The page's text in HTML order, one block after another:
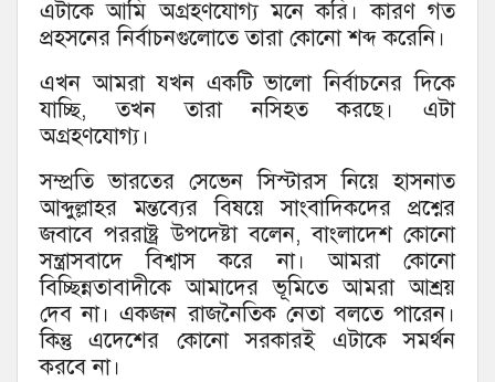
এটাকে আমি অগ্রহণযোগ্য মনে করি। কারণ গত
প্রহসনের নির্বাচনগুলোতে তারা কোনো শব্দ করেনি।
এখন আমরা যখন একটি ভালো নির্বাচনের দিকে
যাচ্ছি, তখন তারা নসিহত করছে। এটা
অগ্রহণযোগ্য।
সম্প্রতি ভারতের সেভেন সিস্টারস নিয়ে হাসনাত
আব্দুল্লাহর মন্তব্যের বিষয়ে সাংবাদিকদের প্রশ্নের
জবাবে পররাষ্ট্র উপদেষ্টা বলেন, বাংলাদেশ কোনো
সন্ত্রাসবাদে বিশ্বাস করে না। আমরা কোনো
বিচ্ছিন্নতাবাদীকে আমাদের ভূমিতে আমরা আশ্রয়
দেব না। একজন রাজনৈতিক নেতা বলতে পারেন।
কিন্তু এদেশের কোনো সরকারই এটাকে সমর্থন
করবে না।